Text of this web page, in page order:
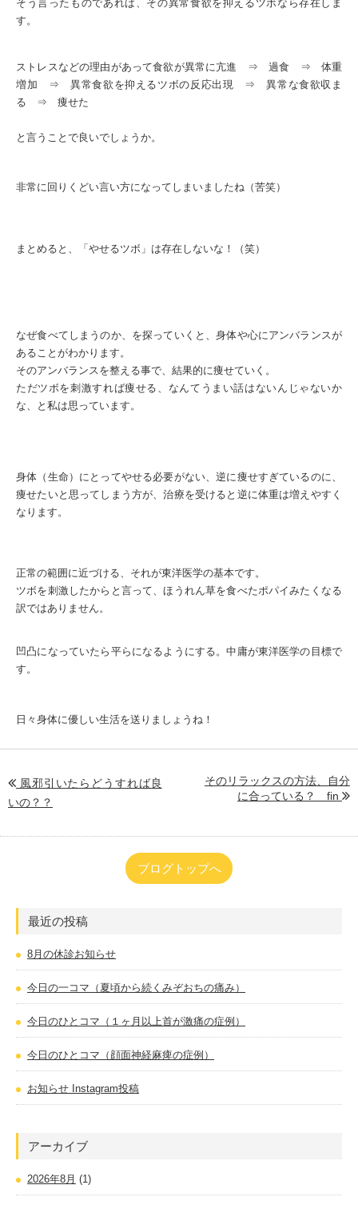
そう言ったものであれば、その異常食欲を抑えるツボなら存在しま
す。
ストレスなどの理由があって食欲が異常に亢進 ⇒ 過食 ⇒ 体重
増加 ⇒ 異常食欲を抑えるツボの反応出現 ⇒ 異常な食欲収ま
る ⇒ 痩せた
と言うことで良いでしょうか。
非常に回りくどい言い方になってしまいましたね（苦笑）
まとめると、「やせるツボ」は存在しないな！（笑）
なぜ食べてしまうのか、を探っていくと、身体や心にアンバランスが
あることがわかります。
そのアンバランスを整える事で、結果的に痩せていく。
ただツボを刺激すれば痩せる、なんてうまい話はないんじゃないか
な、と私は思っています。
身体（生命）にとってやせる必要がない、逆に痩せすぎているのに、
痩せたいと思ってしまう方が、治療を受けると逆に体重は増えやすく
なります。
正常の範囲に近づける、それが東洋医学の基本です。
ツボを刺激したからと言って、ほうれん草を食べたポパイみたくなる
訳ではありません。
凹凸になっていたら平らになるようにする。中庸が東洋医学の目標で
す。
日々身体に優しい生活を送りましょうね！
風邪引いたらどうすれば良
いの？？
そのリラックスの方法、自分
に合っている？ fin
ブログトップへ
最近の投稿
8月の休診お知らせ
今日の一コマ（夏頃から続くみぞおちの痛み）
今日のひとコマ（１ヶ月以上首が激痛の症例）
今日のひとコマ（顔面神経麻痺の症例）
お知らせ Instagram投稿
アーカイブ
2026年8月 (1)